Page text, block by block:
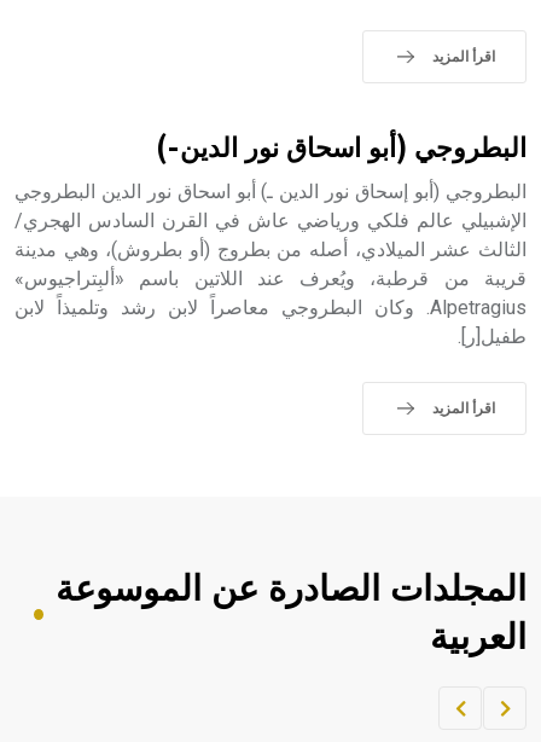
اقرأ المزيد
البطروجي (أبو اسحاق نور الدين-)
البطروجي (أبو إسحاق نور الدين ـ) أبو اسحاق نور الدين البطروجي
الإشبيلي عالم فلكي ورياضي عاش في القرن السادس الهجري/
الثالث عشر الميلادي، أصله من بطروج (أو بطروش)، وهي مدينة
قريبة من قرطبة، ويُعرف عند اللاتين باسم «ألبِتراجيوس»
Alpetragius. وكان البطروجي معاصراً لابن رشد وتلميذاً لابن
طفيل[ر].
اقرأ المزيد
المجلدات الصادرة عن الموسوعة
العربية